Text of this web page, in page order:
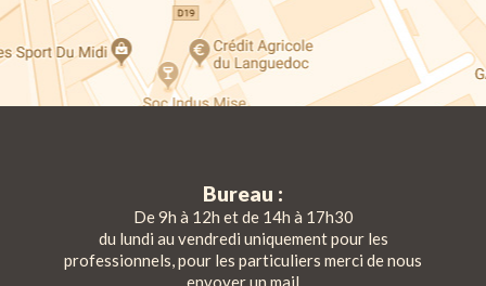
Bureau :
De 9h à 12h et de 14h à 17h30
du lundi au vendredi uniquement pour les
professionnels, pour les particuliers merci de nous
envoyer un mail